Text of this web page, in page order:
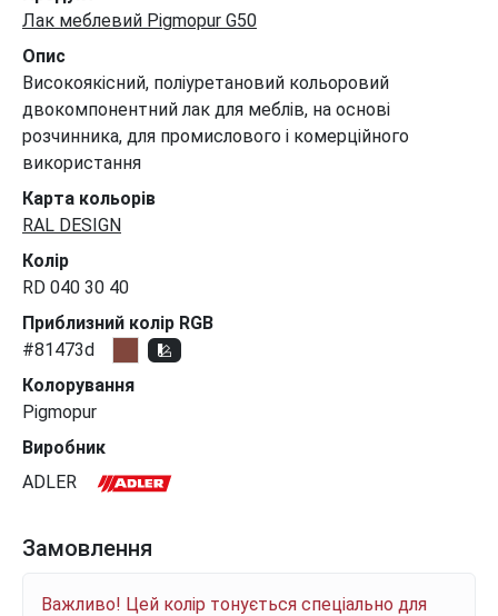
Лак меблевий Pigmopur G50
Опис
Високоякісний, поліуретановий кольоровий
двокомпонентний лак для меблів, на основі
розчинника, для промислового і комерційного
використання
Карта кольорів
RAL DESIGN
Колір
RD 040 30 40
Приблизний колір RGB
#81473d
Колорування
Pigmopur
Виробник
ADLER
Замовлення
Важливо! Цей колір тонується спеціально для